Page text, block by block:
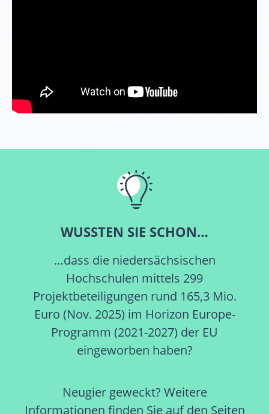
WUSSTEN SIE SCHON…
…dass die niedersächsischen
Hochschulen mittels 299
Projektbeteiligungen rund 165,3 Mio.
Euro (Nov. 2025) im Horizon Europe-
Programm (2021-2027) der EU
eingeworben haben?
Neugier geweckt? Weitere
Informationen finden Sie auf den Seiten